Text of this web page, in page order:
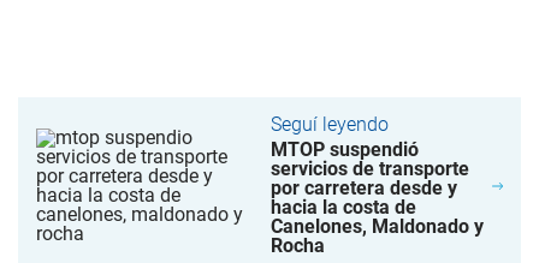
Seguí leyendo
MTOP suspendió
servicios de transporte
por carretera desde y
hacia la costa de
Canelones, Maldonado y
Rocha